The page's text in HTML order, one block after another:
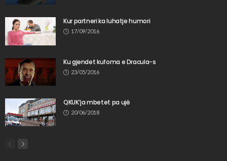
Kur partneri ka luhatje humori
17/09/2016
Ku gjendet kufoma e Dracula-s
23/05/2016
QKUK’ja mbetet pa ujë
20/06/2018